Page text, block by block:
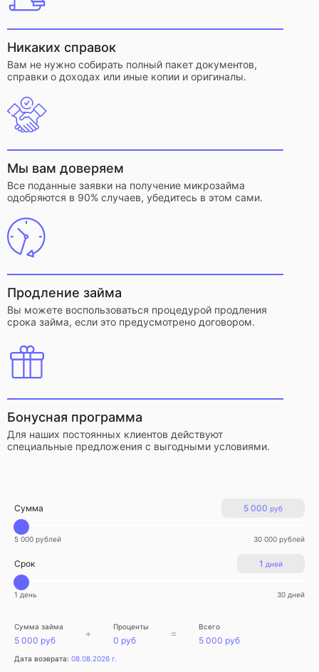
Никаких справок
Вам не нужно собирать полный пакет документов,
справки о доходах или иные копии и оригиналы.
Мы вам доверяем
Все поданные заявки на получение микрозайма
одобряются в 90% случаев, убедитесь в этом сами.
Продление займа
Вы можете воспользоваться процедурой продления
срока займа, если это предусмотрено договором.
Бонусная программа
Для наших постоянных клиентов действуют
специальные предложения с выгодными условиями.
5 000 руб
Сумма
5 000 рублей 30 000 рублей
1 дней
Срок
1 день 30 дней
Сумма займа
5 000 руб
+ Проценты
0 руб
= Всего
5 000 руб
Дата возврата: 08.08.2026 г.